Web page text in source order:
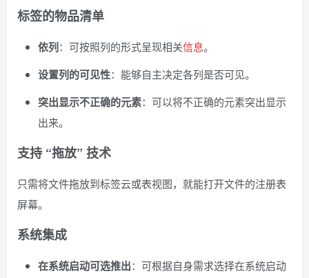
标签的物品清单
依列：可按照列的形式呈现相关信息。
设置列的可见性：能够自主决定各列是否可见。
突出显示不正确的元素：可以将不正确的元素突出显示
出来。
支持 “拖放” 技术
只需将文件拖放到标签云或表视图，就能打开文件的注册表
屏幕。
系统集成
在系统启动可选推出：可根据自身需求选择在系统启动